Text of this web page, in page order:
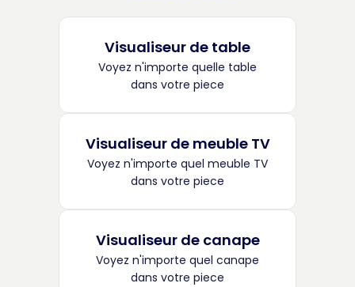
Visualiseur de table
Voyez n'importe quelle table
dans votre piece
Visualiseur de meuble TV
Voyez n'importe quel meuble TV
dans votre piece
Visualiseur de canape
Voyez n'importe quel canape
dans votre piece